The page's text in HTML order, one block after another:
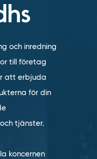
och inredning
till företag
att erbjuda
för din
tjänster.
koncernen